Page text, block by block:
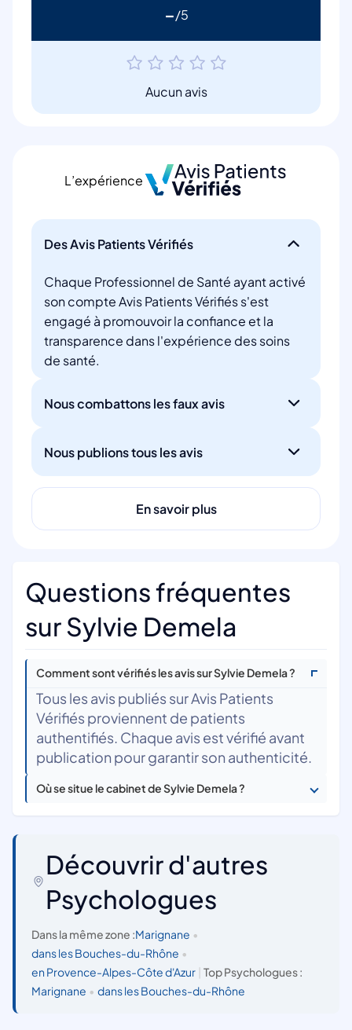
-
Aucun avis
L’expérience
Des Avis Patients Vérifiés
Chaque Professionnel de Santé ayant activé
son compte Avis Patients Vérifiés s'est
engagé à promouvoir la confiance et la
transparence dans l'expérience des soins
de santé.
Nous combattons les faux avis
Nous publions tous les avis
En savoir plus
Questions fréquentes
sur Sylvie Demela
Comment sont vérifiés les avis sur Sylvie Demela ?
Tous les avis publiés sur Avis Patients
Vérifiés proviennent de patients
authentifiés. Chaque avis est vérifié avant
publication pour garantir son authenticité.
Où se situe le cabinet de Sylvie Demela ?
Découvrir d'autres
Psychologues
Dans la même zone :Marignane •
dans les Bouches-du-Rhône •
en Provence-Alpes-Côte d'Azur
Top Psychologues :
Marignane • dans les Bouches-du-Rhône